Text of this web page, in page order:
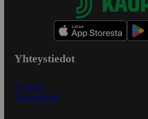
Yhteystiedot
Myymälät
Asiakaspalvelu